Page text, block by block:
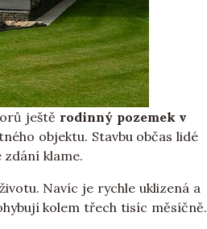
ještě rodinný pozemek v
objektu. Stavbu občas lidé
klame.
Navíc je rychle uklizená a
kolem třech tisíc měsíčně.